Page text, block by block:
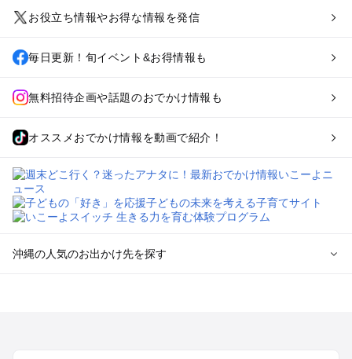
お役立ち情報やお得な情報を発信
毎日更新！旬イベント&お得情報も
無料招待企画や話題のおでかけ情報も
オススメおでかけ情報を動画で紹介！
沖縄の人気のお出かけ先を探す